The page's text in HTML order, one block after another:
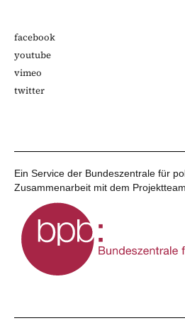
facebook
youtube
vimeo
twitter
Ein Service der Bundeszentrale für
Zusammenarbeit mit dem